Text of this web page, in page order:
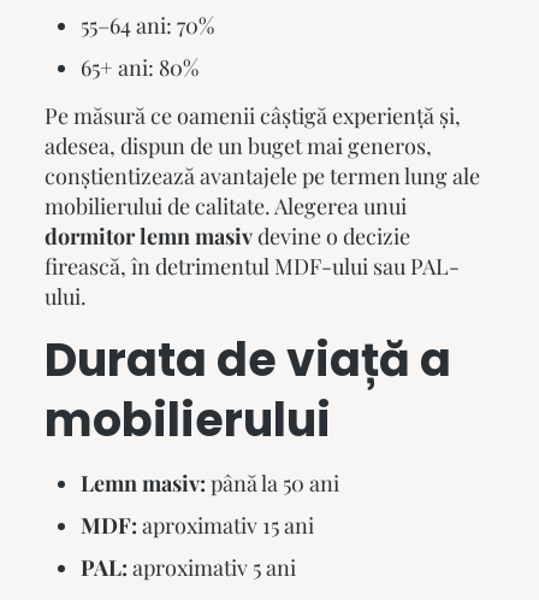
55–64 ani: 70%
65+ ani: 80%
Pe măsură ce oamenii câștigă experiență și,
adesea, dispun de un buget mai generos,
conștientizează avantajele pe termen lung ale
mobilierului de calitate. Alegerea unui
dormitor lemn masivdevine o decizie
firească, în detrimentul MDF-ului sau PAL-
ului.
Durata de viață a
mobilierului
Lemn masiv: până la 50 ani
MDF: aproximativ 15 ani
PAL: aproximativ 5 ani